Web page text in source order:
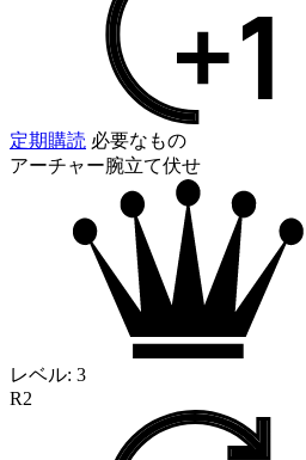
定期購読 必要なもの
アーチャー腕立て伏せ
レベル: 3
R2